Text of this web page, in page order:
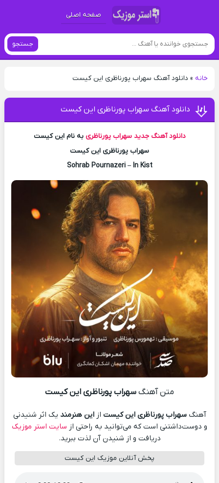
صفحه اصلی
جستجو
خانه» دانلود آهنگ سهراب پورناظری این کیست
دانلود آهنگ سهراب پورناظری این کیست
دانلود آهنگ جدید سهراب پورناظری به نام این کیست
سهراب پورناظری این کیست
Sohrab Pournazeri – In Kist
متن آهنگسهراب پورناظری این کیست
آهنگسهراب پورناظری این کیست ازاین هنرمند یک اثر شنیدنی
و دوست‌داشتنی است که می‌توانید به راحتی از سایت استر موزیک
دریافت و از شنیدن آن لذت ببرید.
پخش آنلاین موزیک این کیست